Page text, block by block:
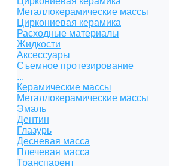
Металлокерамические массы
Циркониевая керамика
Расходные материалы
Жидкости
Аксессуары
Съемное протезирование
...
Керамические массы
Металлокерамические массы
Эмаль
Дентин
Глазурь
Десневая масса
Плечевая масса
Транспарент